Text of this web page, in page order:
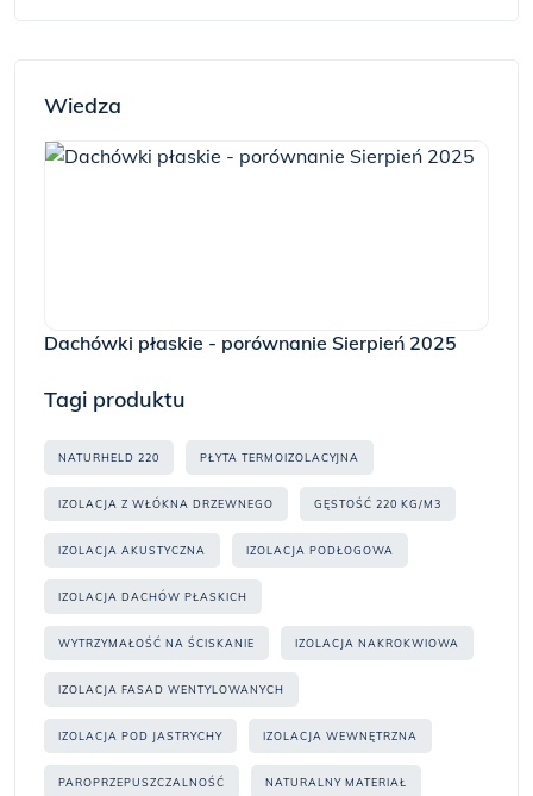
Wiedza
Dachówki płaskie - porównanie Sierpień 2025
Tagi produktu
NATURHELD 220 PŁYTA TERMOIZOLACYJNA
IZOLACJA Z WŁÓKNA DRZEWNEGO GĘSTOŚĆ 220 KG/M3
IZOLACJA AKUSTYCZNA IZOLACJA PODŁOGOWA
IZOLACJA DACHÓW PŁASKICH
WYTRZYMAŁOŚĆ NA ŚCISKANIE IZOLACJA NAKROKWIOWA
IZOLACJA FASAD WENTYLOWANYCH
IZOLACJA POD JASTRYCHY IZOLACJA WEWNĘTRZNA
PAROPRZEPUSZCZALNOŚĆ NATURALNY MATERIAŁ